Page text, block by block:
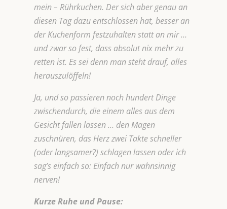
mein – Rührkuchen. Der sich aber genau an
diesen Tag dazu entschlossen hat, besser an
der Kuchenform festzuhalten statt an mir …
und zwar so fest, dass absolut nix mehr zu
retten ist. Es sei denn man steht drauf, alles
herauszulöffeln!
Ja, und so passieren noch hundert Dinge
zwischendurch, die einem alles aus dem
Gesicht fallen lassen … den Magen
zuschnüren, das Herz zwei Takte schneller
(oder langsamer?) schlagen lassen oder ich
sag’s einfach so: Einfach nur wahnsinnig
nerven!
Kurze Ruhe und Pause: